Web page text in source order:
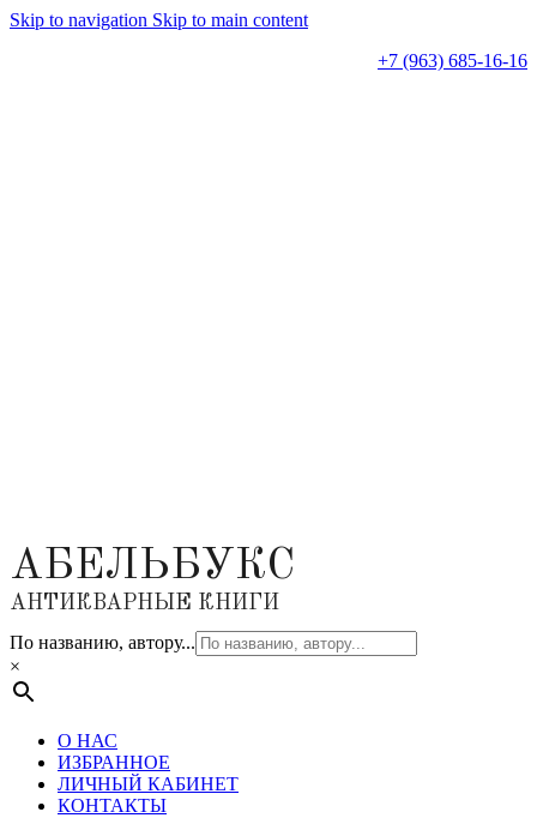
Skip to navigation Skip to main content
+7 (963) 685-16-16
АБЕЛЬБУКС
АНТИКВАРНЫЕ КНИГИ
По названию, автору...
×
О НАС
ИЗБРАННОЕ
ЛИЧНЫЙ КАБИНЕТ
КОНТАКТЫ